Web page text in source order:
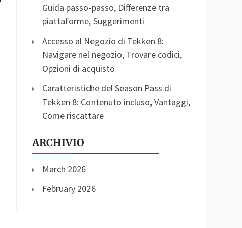
Guida passo-passo, Differenze tra
piattaforme, Suggerimenti
Accesso al Negozio di Tekken 8:
Navigare nel negozio, Trovare codici,
Opzioni di acquisto
Caratteristiche del Season Pass di
Tekken 8: Contenuto incluso, Vantaggi,
Come riscattare
ARCHIVIO
March 2026
February 2026